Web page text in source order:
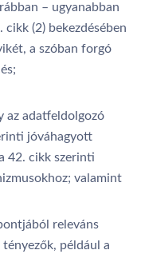
– ugyanabban
(2) bekezdésében
a szóban forgó
az adatfeldolgozó
jóváhagyott
42. cikk szerinti
valamint
releváns
például a